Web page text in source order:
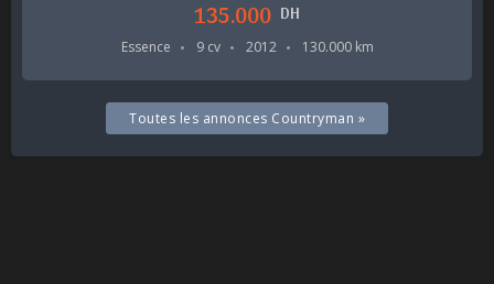
135.000 DH
Essence 9 cv 2012 130.000 km
Toutes les annonces Countryman »